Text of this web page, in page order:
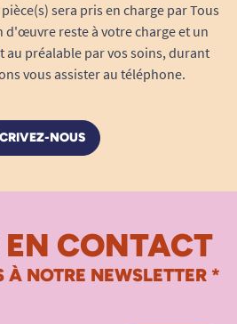
sera pris en charge par Tous
d'œuvre reste à votre charge et un
préalable par vos soins, durant
vous assister au téléphone.
NOUS
EN CONTACT
NOTRE NEWSLETTER *